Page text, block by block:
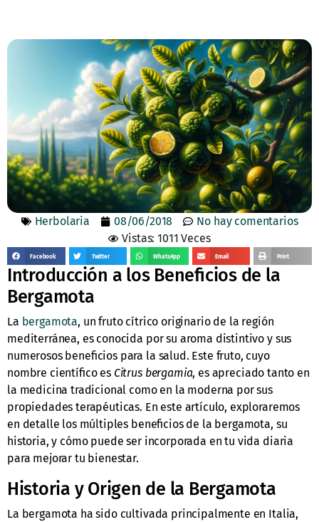
Herbolaria 08/06/2018
No hay comentarios
Vistas: 1011 Veces
Facebook Twitter WhatsApp Email Print
Introducción a los Beneficios de la
Bergamota
La bergamota, un fruto cítrico originario de la región
mediterránea, es conocida por su aroma distintivo y sus
numerosos beneficios para la salud. Este fruto, cuyo
nombre científico es Citrus bergamia, es apreciado tanto en
la medicina tradicional como en la moderna por sus
propiedades terapéuticas. En este artículo, exploraremos
en detalle los múltiples beneficios de la bergamota, su
historia, y cómo puede ser incorporada en tu vida diaria
para mejorar tu bienestar.
Historia y Origen de la Bergamota
La bergamota ha sido cultivada principalmente en Italia,